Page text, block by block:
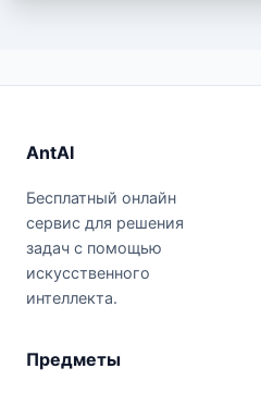
AntAI
Бесплатный онлайн
сервис для решения
задач с помощью
искусственного
интеллекта.
Предметы